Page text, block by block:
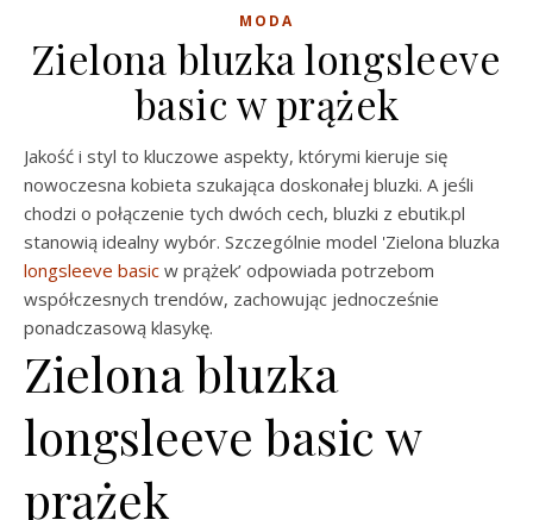
MODA
Zielona bluzka longsleeve
basic w prążek
Jakość i styl to kluczowe aspekty, którymi kieruje się
nowoczesna kobieta szukająca doskonałej bluzki. A jeśli
chodzi o połączenie tych dwóch cech, bluzki z ebutik.pl
stanowią idealny wybór. Szczególnie model 'Zielona bluzka
longsleeve basic w prążek’ odpowiada potrzebom
współczesnych trendów, zachowując jednocześnie
ponadczasową klasykę.
Zielona bluzka
longsleeve basic w
prążek